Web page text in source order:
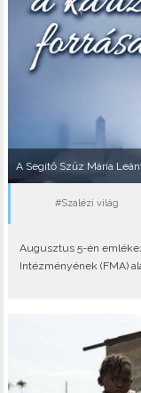
A Segítő Szűz Mária
#Szalézi világ
Augusztus 5-én
Intézményének (FMA)